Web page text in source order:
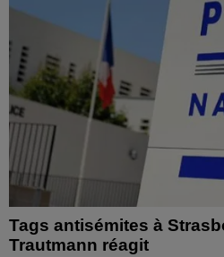
Tags antisémites à
Trautmann réagit